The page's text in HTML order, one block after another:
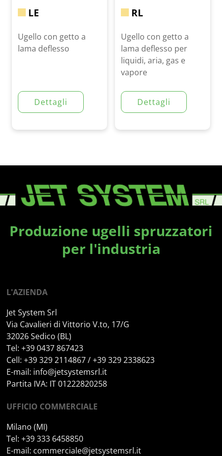
LE
Ugello con getto a
lama deflesso
Dettagli
RL
Ugello con getto a
lama deflesso per
liquidi, aria, gas e
vapore
Dettagli
Produzione ugelli spruzzatori
per l'industria
L'AZIENDA
Jet System Srl
Via Cavalieri di Vittorio V.to, 17/G
32026 Sedico (BL)
Tel: +39 0437 867423
Cell: +39 329 2114867 / +39 329 2338623
E-mail: info@jetsystemsrl.it
Partita IVA: IT 01222820258
UFFICIO COMMERCIALE
Milano (MI)
Tel: +39 333 6458850
E-mail: commerciale@jetsystemsrl.it